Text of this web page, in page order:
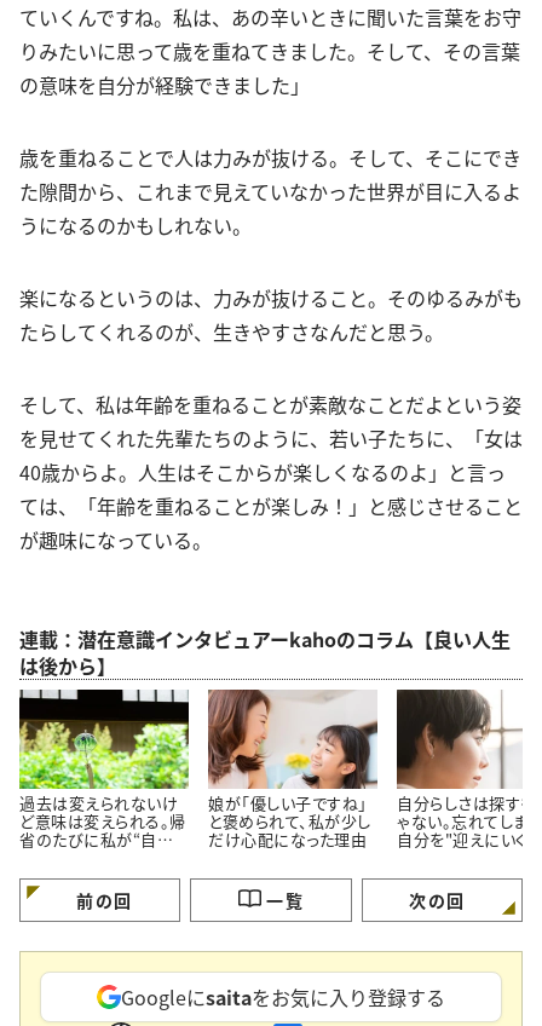
ていくんですね。私は、あの辛いときに聞いた言葉をお守
りみたいに思って歳を重ねてきました。そして、その言葉
の意味を自分が経験できました」
歳を重ねることで人は力みが抜ける。そして、そこにでき
た隙間から、これまで見えていなかった世界が目に入るよ
うになるのかもしれない。
楽になるというのは、力みが抜けること。そのゆるみがも
たらしてくれるのが、生きやすさなんだと思う。
そして、私は年齢を重ねることが素敵なことだよという姿
を見せてくれた先輩たちのように、若い子たちに、「女は
40歳からよ。人生はそこからが楽しくなるのよ」と言っ
ては、「年齢を重ねることが楽しみ！」と感じさせること
が趣味になっている。
連載：潜在意識インタビュアーkahoのコラム【良い人生
は後から】
過去は変えられないけ
ど意味は変えられる。帰
省のたびに私が“自分を
娘が「優しい子ですね」
と褒められて、私が少し
だけ心配になった理由
自分らしさは探すも
ゃない。忘れてしま
自分を"迎えにいく"
前の回 一覧 次の回
Googleにsaitaをお気に入り登録する